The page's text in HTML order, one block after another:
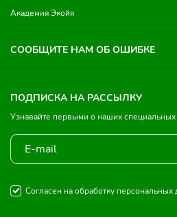
Академия Экойя
СООБЩИТЕ НАМ ОБ ОШИБКЕ
ПОДПИСКА НА РАССЫЛКУ
Узнавайте первыми о наших
Согласен на обработку персональных